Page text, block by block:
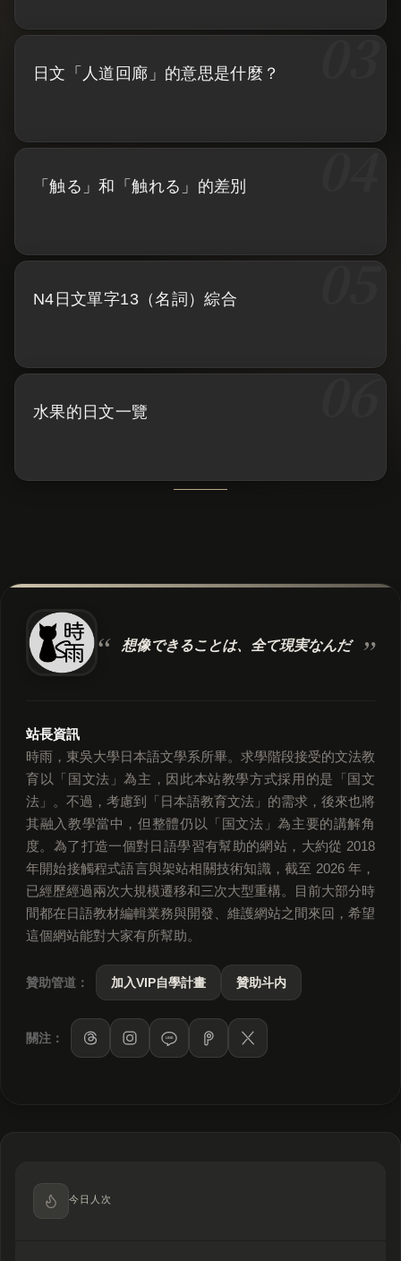
日文「人道回廊」的意思是什麼？
「触る」和「触れる」的差別
N4日文單字13（名詞）綜合
水果的日文一覽
想像できることは、 全て現実なんだ
站長資訊
時雨，東吳大學日本語文學系所畢。求學階段接受的文法教
育以「国文法」為主，因此本站教學方式採用的是「国文
法」。不過，考慮到「日本語教育文法」的需求，後來也將
其融入教學當中，但整體仍以「国文法」為主要的講解角
度。為了打造一個對日語學習有幫助的網站，大約從 2018
年開始接觸程式語言與架站相關技術知識，截至 2026 年，
已經歷經過兩次大規模遷移和三次大型重構。目前大部分時
間都在日語教材編輯業務與開發、維護網站之間來回，希望
這個網站能對大家有所幫助。
贊助管道： 加入VIP自學計畫 贊助斗内
關注： LINE
今日人次